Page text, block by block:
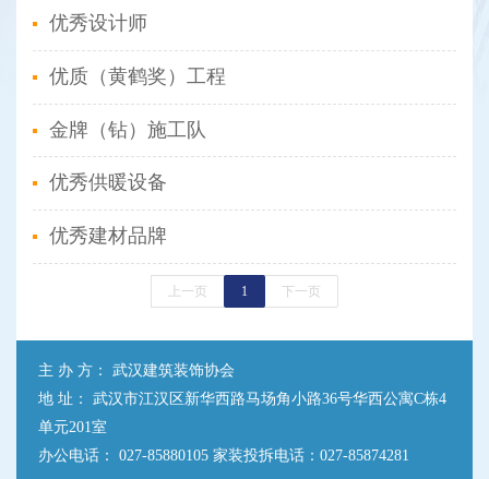
优秀设计师
优质（黄鹤奖）工程
金牌（钻）施工队
优秀供暖设备
优秀建材品牌
上一页 1 下一页
主 办 方： 武汉建筑装饰协会
地 址： 武汉市江汉区新华西路马场角小路36号华西公寓C栋4
单元201室
办公电话： 027-85880105 家装投拆电话：027-85874281